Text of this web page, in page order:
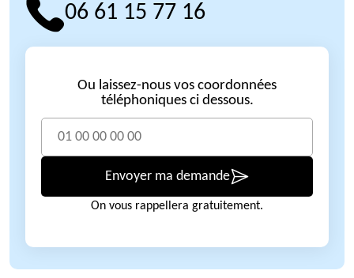
06 61 15 77 16
Ou laissez-nous vos coordonnées
téléphoniques ci dessous.
Envoyer ma demande
On vous rappellera gratuitement.